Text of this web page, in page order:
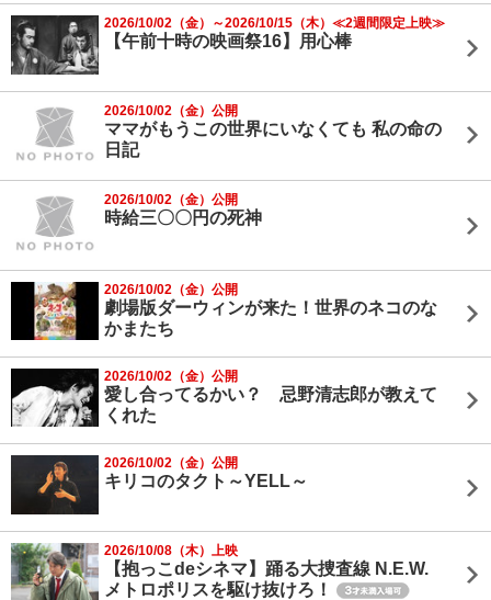
2026/10/02（金）～2026/10/15（木）≪2週間限定上映≫
【午前十時の映画祭16】用心棒
2026/10/02（金）公開
ママがもうこの世界にいなくても 私の命の
日記
2026/10/02（金）公開
時給三〇〇円の死神
2026/10/02（金）公開
劇場版ダーウィンが来た！世界のネコのな
かまたち
2026/10/02（金）公開
愛し合ってるかい？ 忌野清志郎が教えて
くれた
2026/10/02（金）公開
キリコのタクト～YELL～
2026/10/08（木）上映
【抱っこdeシネマ】踊る大捜査線 N.E.W.
メトロポリスを駆け抜けろ！